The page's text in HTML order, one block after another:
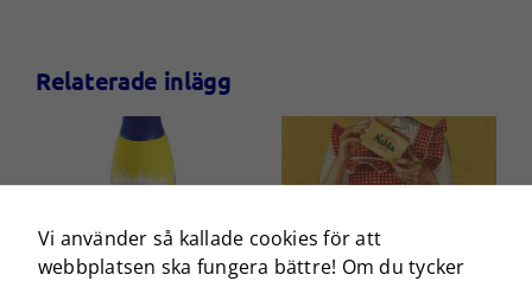
Relaterade inlägg
Angenäm
arom och
massiv
marknadsföring
Vi använder så kallade cookies för att
webbplatsen ska fungera bättre! Om du tycker
innehåll och
erbjudanden.